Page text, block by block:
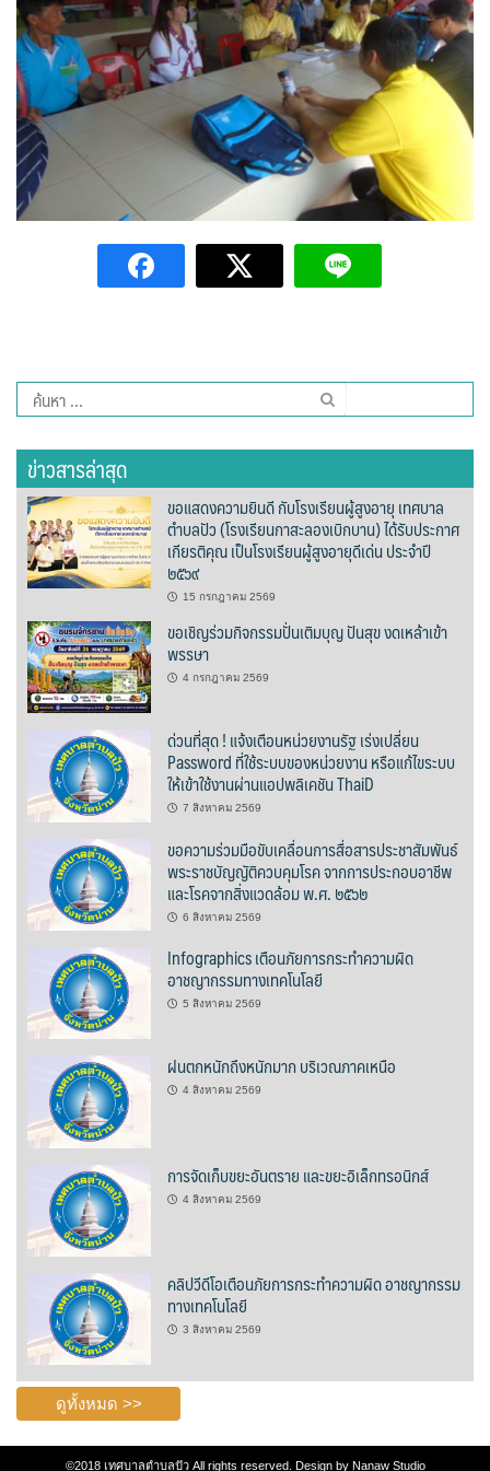
สวนอาหารเรณู
แซ่บอีหลีฮิมดอยคา สาขา 2
ไอ.เอ็ม.เอฟ. (ลุงมาดเจ้าเก่า)
ร้านเบเกอรี่และเครื่องดื่มในเขตเทศบาลตำบลปัว
29 Healing space
Café Amazon ปตท.สาขาปัว
Cafe’ De Pua
Cocoa Valley Cafe
Go high ‘o
H2O Café
Longchim cafe
Nahn coffee กาแฟน่าน
Omean Cafe & pizza
Shanti Café
Slow na café
TUN Café
กาแฟขวัญปวินท์
กาแฟดอยขุนน่าน
ชมตะวัน
ชาคูมะ สาขาหน้าโรงเรียนปัว
ติ้งลิ้งคาเฟ่
นานาคาเฟ่
บิ๊กเบลล์เบเกอรี่
ผามกาแฟ By นาเขาเราน่าน
วินด์มิลล์ คาเฟ่
หวานละมุนคาเฟ่
ค้นหา
สำหรับ:
ข่าวสารล่าสุด
ขอแสดงความยินดี กับโรงเรียนผู้สูงอายุ เทศบาล
ตำบลปัว (โรงเรียนกาสะลองเบิกบาน) ได้รับประกาศ
เกียรติคุณ เป็นโรงเรียนผู้สูงอายุดีเด่น ประจำปี
๒๕๖๙
15 กรกฎาคม 2569
ขอเชิญร่วมกิจกรรมปั่นเติมบุญ ปันสุข งดเหล้าเข้า
พรรษา
4 กรกฎาคม 2569
ด่วนที่สุด ! แจ้งเตือนหน่วยงานรัฐ เร่งเปลี่ยน
Password ที่ใช้ระบบของหน่วยงาน หรือแก้ไขระบบ
ให้เข้าใช้งานผ่านแอปพลิเคชัน ThaiD
7 สิงหาคม 2569
ขอความร่วมมือขับเคลื่อนการสื่อสารประชาสัมพันธ์
พระราชบัญญัติควบคุมโรค จากการประกอบอาชีพ
และโรคจากสิ่งแวดล้อม พ.ศ. ๒๕๖๒
6 สิงหาคม 2569
Infographics เตือนภัยการกระทำความผิด
อาชญากรรมทางเทคโนโลยี
5 สิงหาคม 2569
ฝนตกหนักถึงหนักมาก บริเวณภาคเหนือ
4 สิงหาคม 2569
การจัดเก็บขยะอันตราย และขยะอิเล็กทรอนิกส์
4 สิงหาคม 2569
คลิปวีดีโอเตือนภัยการกระทำความผิด อาชญากรรม
ทางเทคโนโลยี
3 สิงหาคม 2569
ดูทั้งหมด >>
©2018 เทศบาลตำบลปัวAll rights reserved. Design by Nanaw Studio